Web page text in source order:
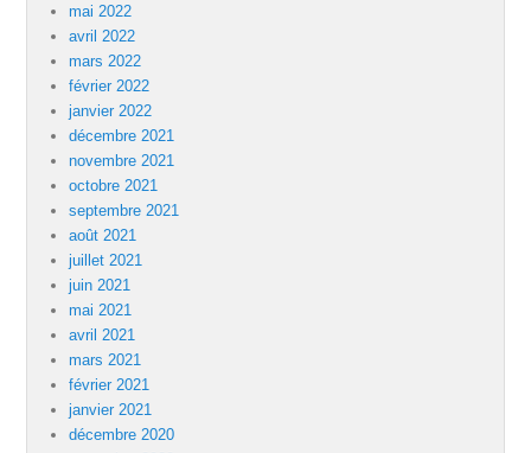
mai 2022
avril 2022
mars 2022
février 2022
janvier 2022
décembre 2021
novembre 2021
octobre 2021
septembre 2021
août 2021
juillet 2021
juin 2021
mai 2021
avril 2021
mars 2021
février 2021
janvier 2021
décembre 2020